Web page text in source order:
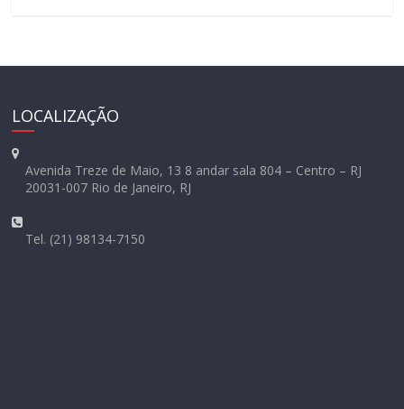
LOCALIZAÇÃO
Avenida Treze de Maio, 13 8 andar sala 804 – Centro – RJ
20031-007 Rio de Janeiro, RJ
Tel. (21) 98134-7150